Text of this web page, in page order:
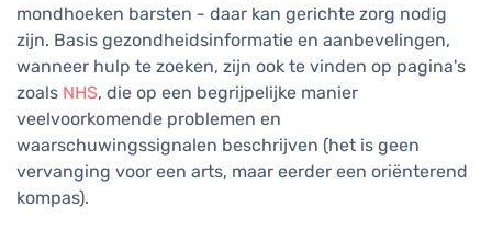
mondhoeken barsten - daar kan gerichte zorg nodig
zijn. Basis gezondheidsinformatie en aanbevelingen,
wanneer hulp te zoeken, zijn ook te vinden op pagina's
zoals NHS, die op een begrijpelijke manier
veelvoorkomende problemen en
waarschuwingssignalen beschrijven (het is geen
vervanging voor een arts, maar eerder een oriënterend
kompas).